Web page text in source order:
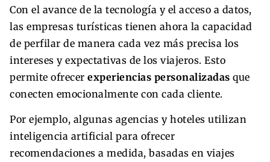
Con el avance de la tecnología y el acceso a datos,
las empresas turísticas tienen ahora la capacidad
de perfilar de manera cada vez más precisa los
intereses y expectativas de los viajeros. Esto
permite ofrecer experiencias personalizadas que
conecten emocionalmente con cada cliente.
Por ejemplo, algunas agencias y hoteles utilizan
inteligencia artificial para ofrecer
recomendaciones a medida, basadas en viajes